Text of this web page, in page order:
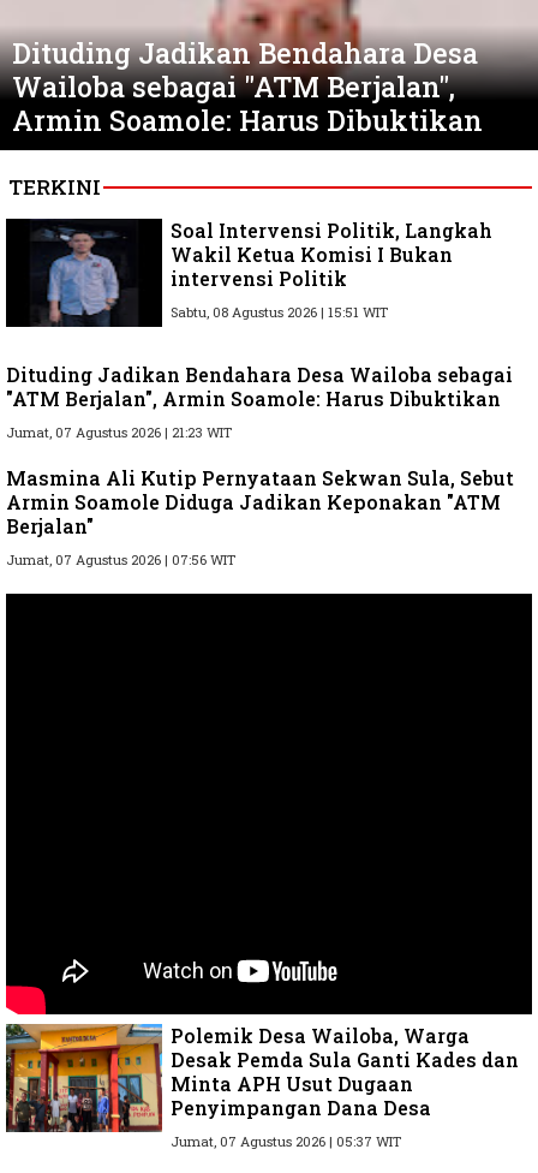
Masmina Ali Kutip Pernyataan
Sekwan Sula, Sebut Armin Soamole
Diduga Jadikan Keponakan "ATM
Berjalan"
TERKINI
Soal Intervensi Politik, Langkah
Wakil Ketua Komisi I Bukan
intervensi Politik
Sabtu, 08 Agustus 2026 | 15:51 WIT
Dituding Jadikan Bendahara Desa Wailoba sebagai
"ATM Berjalan", Armin Soamole: Harus Dibuktikan
Jumat, 07 Agustus 2026 | 21:23 WIT
Masmina Ali Kutip Pernyataan Sekwan Sula, Sebut
Armin Soamole Diduga Jadikan Keponakan "ATM
Berjalan"
Jumat, 07 Agustus 2026 | 07:56 WIT
Polemik Desa Wailoba, Warga
Desak Pemda Sula Ganti Kades dan
Minta APH Usut Dugaan
Penyimpangan Dana Desa
Jumat, 07 Agustus 2026 | 05:37 WIT